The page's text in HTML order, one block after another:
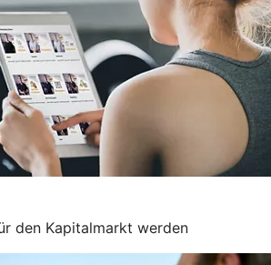
den Kapitalmarkt werden